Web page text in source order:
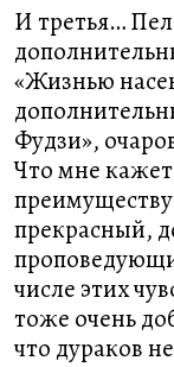
И третья…
«Жизнью
Фудзи»,
Что мне
прекрасный,
числе этих
тоже очень
что дураков